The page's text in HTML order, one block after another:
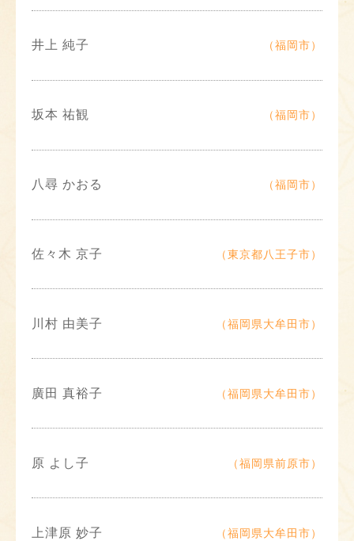
井上 純子 （福岡市）
坂本 祐観 （福岡市）
八尋 かおる （福岡市）
佐々木 京子 （東京都八王子市）
川村 由美子 （福岡県大牟田市）
廣田 真裕子 （福岡県大牟田市）
原 よし子 （福岡県前原市）
上津原 妙子 （福岡県大牟田市）